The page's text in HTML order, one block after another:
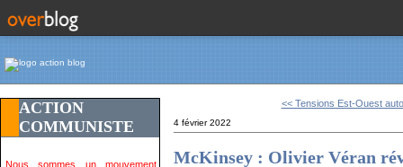
ACTION
COMMUNISTE
Nous sommes un mouvement
<< Tensions Est-Ouest
4 février 2022
McKinsey : Olivier Véran